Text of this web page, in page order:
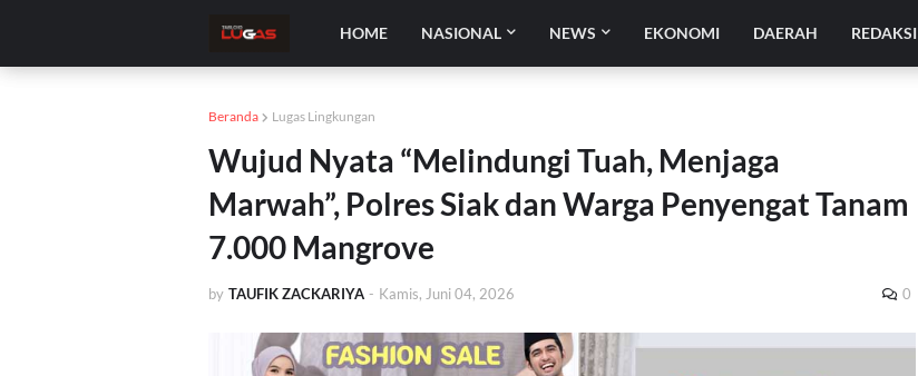
HOME NASIONAL NEWS EKONOMI DAERAH REDAKSI
Beranda Lugas Lingkungan
Wujud Nyata “Melindungi Tuah, Menjaga
Marwah”, Polres Siak dan Warga Penyengat Tanam
7.000 Mangrove
by TAUFIK ZACKARIYA - Kamis, Juni 04, 2026 0